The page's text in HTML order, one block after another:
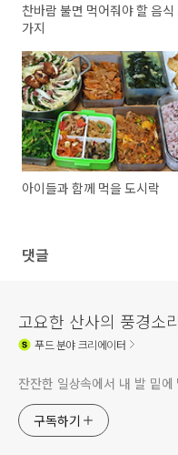
찬바람 불면 먹어줘야 할 음식
가지
아이들과 함께 먹을 도시락
댓글
고요한 산사의 풍경소리
푸드분야 크리에이터
잔잔한 일상속에서 내 발 밑에
구독하기